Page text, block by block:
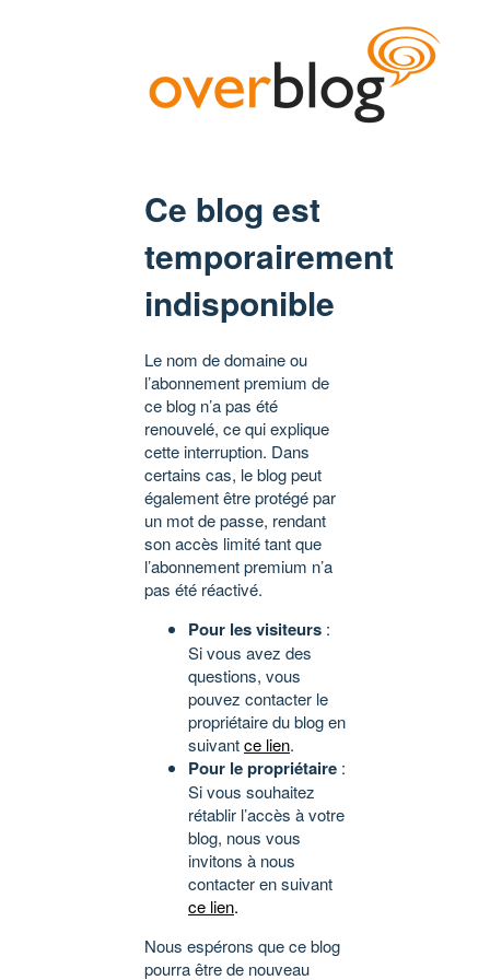
Ce blog est
temporairement
indisponible
Le nom de domaine ou
l’abonnement premium de
ce blog n’a pas été
renouvelé, ce qui explique
cette interruption. Dans
certains cas, le blog peut
également être protégé par
un mot de passe, rendant
son accès limité tant que
l’abonnement premium n’a
pas été réactivé.
Pour les visiteurs :
Si vous avez des
questions, vous
pouvez contacter le
propriétaire du blog en
suivantce lien.
Pour le propriétaire :
Si vous souhaitez
rétablir l’accès à votre
blog, nous vous
invitons à nous
contacter en suivant
ce lien.
Nous espérons que ce blog
pourra être de nouveau